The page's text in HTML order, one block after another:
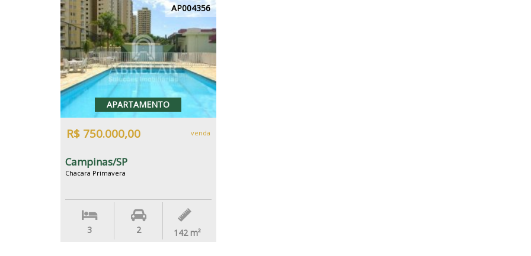
AP004356
APARTAMENTO
R$ 750.000,00 venda
Campinas/SP
Chacara Primavera
3 2 142 m²